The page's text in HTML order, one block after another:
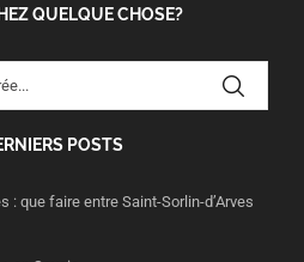
QUELQUE CHOSE?
POSTS
: que faire entre Saint-Sorlin-d’Arves